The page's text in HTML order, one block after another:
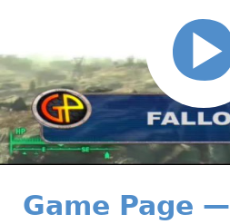
Game Page —